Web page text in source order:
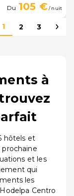
Du 105 €/ nuit
1 2 3
à
hôtels et
et les
qui
les
Centro